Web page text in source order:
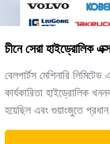
যা উচ্চ-
সালে প্রতিষ্ঠিত
বিশ্বব্যাপী
তার খ্যাতি ...